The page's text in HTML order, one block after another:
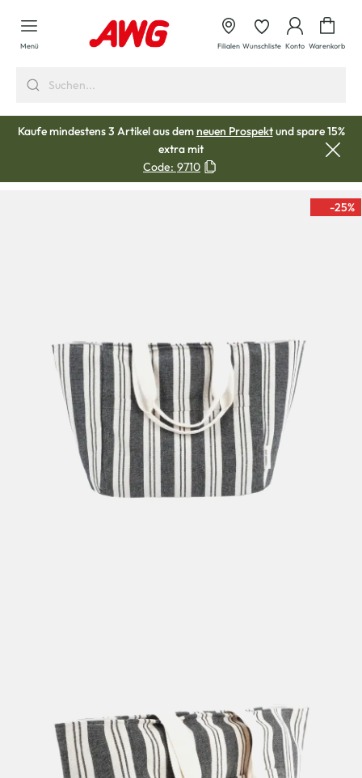
springen
Menü Filialen Wunschliste Konto Warenkorb
Kaufe mindestens 3 Artikel aus demneuen Prospektund spare 15%
extra mit
Code: 9710
-25%